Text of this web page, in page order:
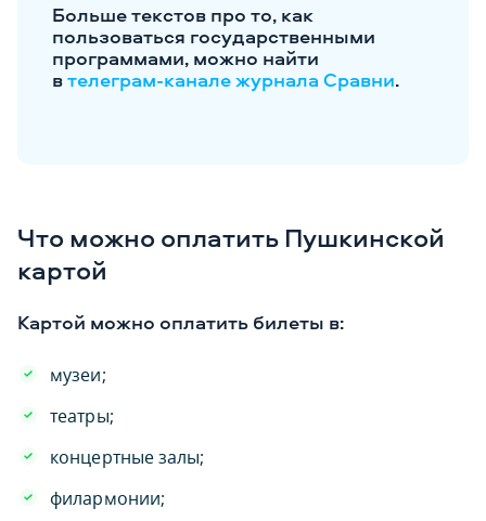
Больше текстов про то, как
пользоваться государственными
программами, можно найти
втелеграм-канале журнала Сравни.
Что можно оплатить Пушкинской
картой
Картой можно оплатить билеты в:
музеи;
театры;
концертные залы;
филармонии;